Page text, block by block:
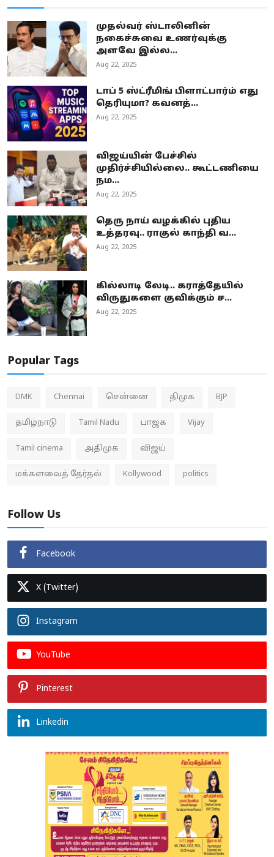
முதல்வர் ஸ்டாலினின்
நகைச்சுவை உணர்வுக்கு
அளவே இல்ல...
Aug 22, 2025
டாப் 5 ஸ்ட்ரீமிங் பிளாட்பார்ம் எது
தெரியுமா? கவனத்...
Aug 22, 2025
விஜய்யின் பேச்சில்
முதிர்ச்சியில்லை.. கூட்டணியை
நம...
Aug 22, 2025
தெரு நாய் வழக்கில் புதிய
உத்தரவு.. ராகுல் காந்தி வ...
Aug 22, 2025
கில்லாடி லேடி.. கராத்தேயில்
விருதுகளை குவிக்கும் ச...
Aug 22, 2025
Popular Tags
DMK Chennai சென்னை திமுக BJP
தமிழ்நாடு Tamil Nadu பாஜக Vijay
Tamil cinema அதிமுக விஜய்
மக்களவைத் தேர்தல் Kollywood politics
Follow Us
Facebook
X (Twitter)
Instagram
YouTube
Pinterest
Linkedin